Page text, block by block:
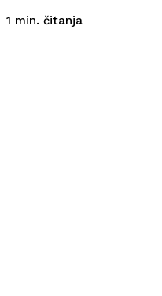
1 min. čitanja